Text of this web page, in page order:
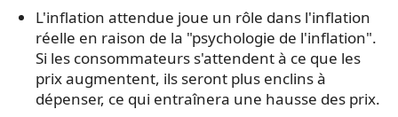
L'inflation attendue joue un rôle dans l'inflation
réelle en raison de la "psychologie de l'inflation".
Si les consommateurs s'attendent à ce que les
prix augmentent, ils seront plus enclins à
dépenser, ce qui entraînera une hausse des prix.